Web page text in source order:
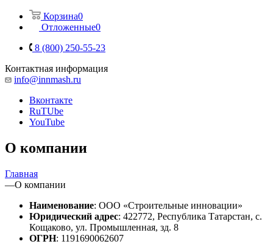
Корзина0
Отложенные0
8 (800) 250-55-23
Контактная информация
info@innmash.ru
Вконтакте
RuTUbe
YouTube
О компании
Главная
—О компании
Наименование: ООО «Строительные инновации»
Юридический адрес: 422772, Республика Татарстан, с.
Кощаково, ул. Промышленная, зд. 8
ОГРН: 1191690062607